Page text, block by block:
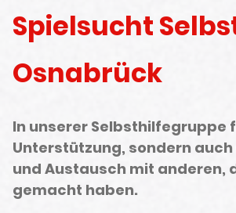
Spielsucht
Osnabrück
In unserer Selbsthilfegruppe
Unterstützung, sondern
und Austausch mit anderen,
gemacht haben.